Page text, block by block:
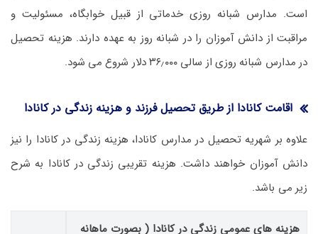
است. مدارس شبانه روزی خدماتی از قبیل خوابگاه، مسئولیت و
مراقبت از دانش آموزان را در شبانه روز به عهده دارند. هزینه تحصیل
در مدارس شبانه روزی از سالی ۳۶٫۰۰۰ دلار شروع می شود.
اقامت کانادا از طریق تحصیل فرزند و هزینه زندگی در کانادا
علاوه بر شهریه تحصیل در مدارس کانادا، هزینه زندگی در کانادا را نیز
دانش آموزان خواهند داشت. هزینه تقریبی زندگی در کانادا به شرح
زیر می باشد.
هزینه های عمومی زندگی در کانادا ( بصورت ماهانه